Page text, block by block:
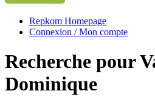
Repkom Homepage
Connexion / Mon compte
Recherche pour
Dominique